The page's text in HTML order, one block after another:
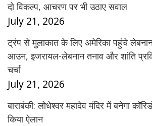
दो विकल्प, आचरण पर भी उठाए सवाल
July 21, 2026
ट्रंप से मुलाकात के लिए अमेरिका पहुंचे
आउन, इजरायल-लेबनान तनाव और शांति
चर्चा
July 21, 2026
बाराबंकी: लोधेश्वर महादेव मंदिर में बनेगा
किया ऐलान